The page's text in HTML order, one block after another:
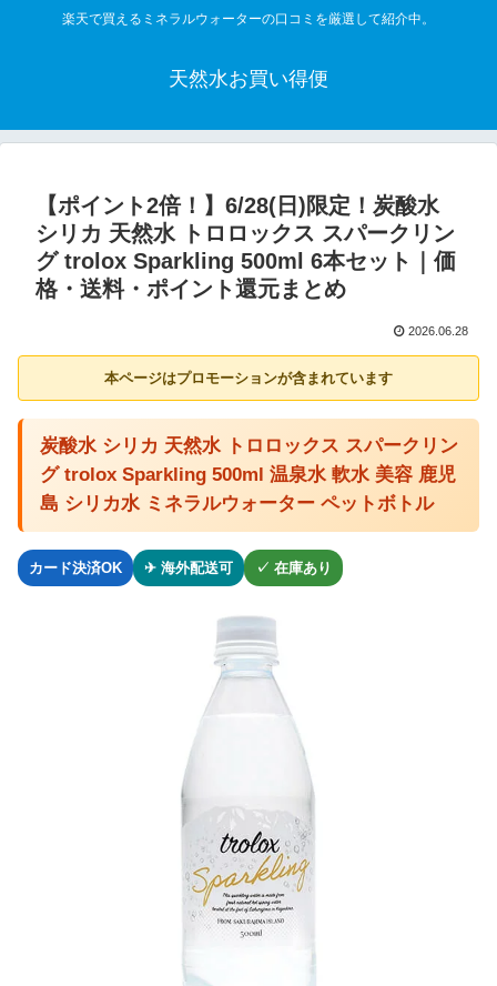
楽天で買えるミネラルウォーターの口コミを厳選して紹介中。
天然水お買い得便
【ポイント2倍！】6/28(日)限定！炭酸水
シリカ 天然水 トロロックス スパークリン
グ trolox Sparkling 500ml 6本セット｜価
格・送料・ポイント還元まとめ
2026.06.28
本ページはプロモーションが含まれています
炭酸水 シリカ 天然水 トロロックス スパークリン
グ trolox Sparkling 500ml 温泉水 軟水 美容 鹿児
島 シリカ水 ミネラルウォーター ペットボトル
カード決済OK ✈ 海外配送可 ✓ 在庫あり